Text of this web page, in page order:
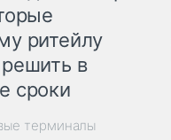
ритейлу
в
сроки
терминалы